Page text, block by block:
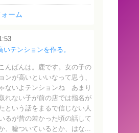
ーム
いテンションを作る。
んばんは。鹿です。女の子の
ンが高いといいなって思う、
ないよテンションね あまり
れない子が前の店では指名が
という話をまるで信じない人
るが昔の若かった頃の話して
、嘘ついているとか、はな...